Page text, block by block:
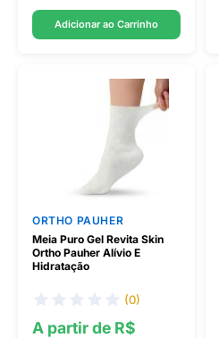
Adicionar ao Carrinho
ORTHO PAUHER
Meia Puro Gel Revita Skin
Ortho Pauher Alívio E
Hidratação
(0)
A partir de R$